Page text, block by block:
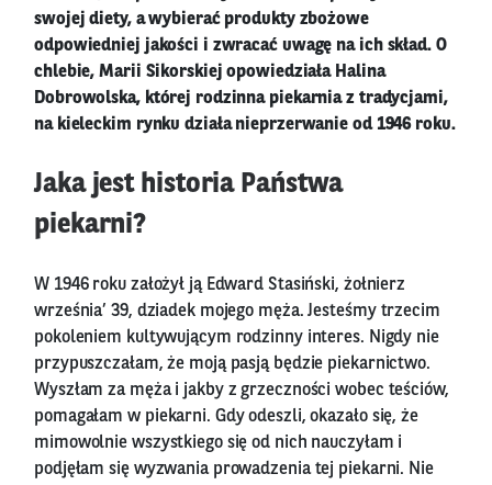
swojej diety, a wybierać produkty zbożowe
odpowiedniej jakości i zwracać uwagę na ich skład. O
chlebie, Marii Sikorskiej opowiedziała Halina
Dobrowolska, której rodzinna piekarnia z tradycjami,
na kieleckim rynku działa nieprzerwanie od 1946 roku.
Jaka jest historia Państwa
piekarni?
W 1946 roku założył ją Edward Stasiński, żołnierz
września’ 39, dziadek mojego męża. Jesteśmy trzecim
pokoleniem kultywującym rodzinny interes. Nigdy nie
przypuszczałam, że moją pasją będzie piekarnictwo.
Wyszłam za męża i jakby z grzeczności wobec teściów,
pomagałam w piekarni. Gdy odeszli, okazało się, że
mimowolnie wszystkiego się od nich nauczyłam i
podjęłam się wyzwania prowadzenia tej piekarni. Nie